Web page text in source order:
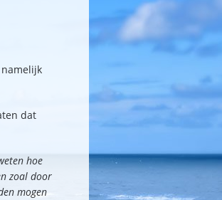
dat
hoe
zoal door
mogen